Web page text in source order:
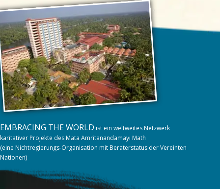
EMBRACING THE WORLD ist ein weltweites Netzwerk
karitativer Projekte des Mata Amritanandamayi Math
(eine Nichtregierungs-Organisation mit Beraterstatus der Vereinten
Nationen)